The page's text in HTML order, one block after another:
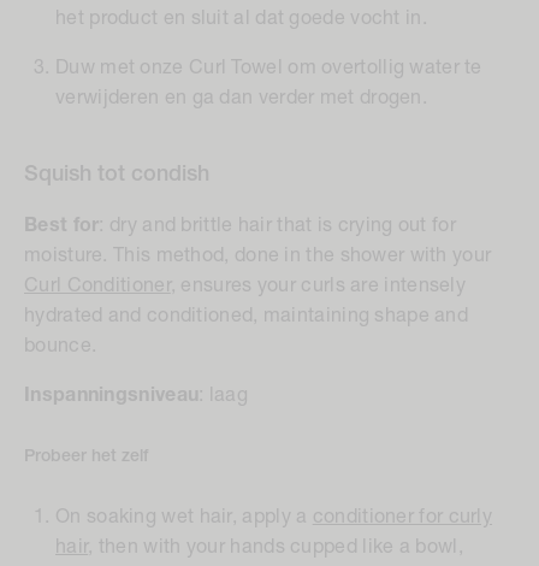
het product en sluit al dat goede vocht in.
Duw met onze Curl Towel om overtollig water te
verwijderen en ga dan verder met drogen.
Squish tot condish
Best for: dry and brittle hair that is crying out for
moisture. This method, done in the shower with your
Curl Conditioner, ensures your curls are intensely
hydrated and conditioned, maintaining shape and
bounce.
Inspanningsniveau: laag
Probeer het zelf
On soaking wet hair, apply a conditioner for curly
hair, then with your hands cupped like a bowl,